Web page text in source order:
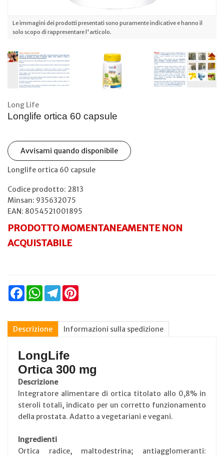
Le immagini dei prodotti presentati sono puramente indicative e hanno il
solo scopo di rappresentare l'articolo.
Long Life
Longlife ortica 60 capsule
Avvisami quando disponibile
Longlife ortica 60 capsule
Codice prodotto: 2813
Minsan: 935632075
EAN: 8054521001895
PRODOTTO MOMENTANEAMENTE NON
ACQUISTABILE
FacebookWhatsAppTelegram
Descrizione Informazioni sulla spedizione
LongLife
Ortica 300 mg
Descrizione
Integratore alimentare di ortica titolato allo 0,8% in
steroli totali, indicato per un corretto funzionamento
della prostata. Adatto a vegetariani e vegani.
Ingredienti
Ortica radice, maltodestrina; antiagglomeranti: